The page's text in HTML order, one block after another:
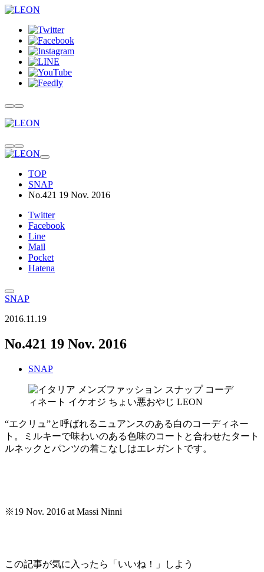
TOP
SNAP
No.421 19 Nov. 2016
Twitter
Facebook
Line
Mail
Pocket
Hatena
SNAP
2016.11.19
No.421 19 Nov. 2016
SNAP
“エクリュ”と呼ばれるニュアンスのある白のコーディネー
ト。ミルキーで味わいのある色味のコートと合わせたタート
ルネックとパンツの着こなしはエレガントです。
※19 Nov. 2016 at Massi Ninni
この記事が気に入ったら「いいね！」しよう